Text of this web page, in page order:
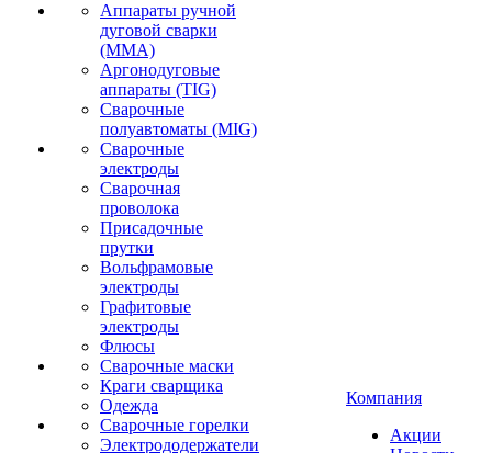
Аппараты ручной
дуговой сварки
(MMA)
Аргонодуговые
аппараты (TIG)
Сварочные
полуавтоматы (MIG)
Сварочные
электроды
Сварочная
проволока
Присадочные
прутки
Вольфрамовые
электроды
Графитовые
электроды
Флюсы
Сварочные маски
Краги сварщика
Одежда
Сварочные горелки
Электрододержатели
Компания
Акции